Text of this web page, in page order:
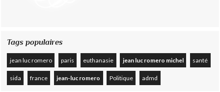
Tags populaires
jean luc romero paris euthanasie jean luc romero michel santé
sida france jean-luc romero Politique admd